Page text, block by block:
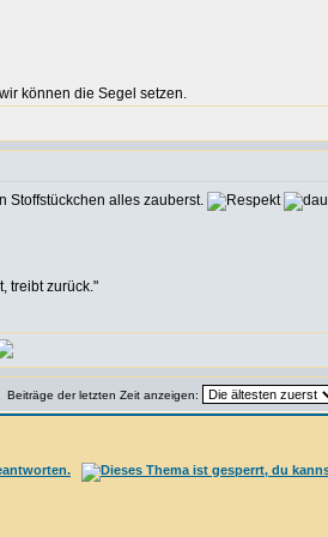
können die Segel setzen.
Stoffstückchen alles zauberst.
treibt zurück."
Beiträge der letzten Zeit anzeigen: